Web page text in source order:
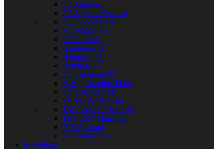
FC Augsburg
FC Bayern München
FC Ingolstadt 04
FC Schalke 04
FC St. Pauli
Hamburger SV
Hannover 96
Hertha BSC
SC Paderborn 07
SpVgg Greuther Fürth
SV Darmstadt 98
SV Werder Bremen
TSG 1899 Hoffenheim
TSV 1860 München
VfB Stuttgart
VfL Wolfsburg
Bekleidung